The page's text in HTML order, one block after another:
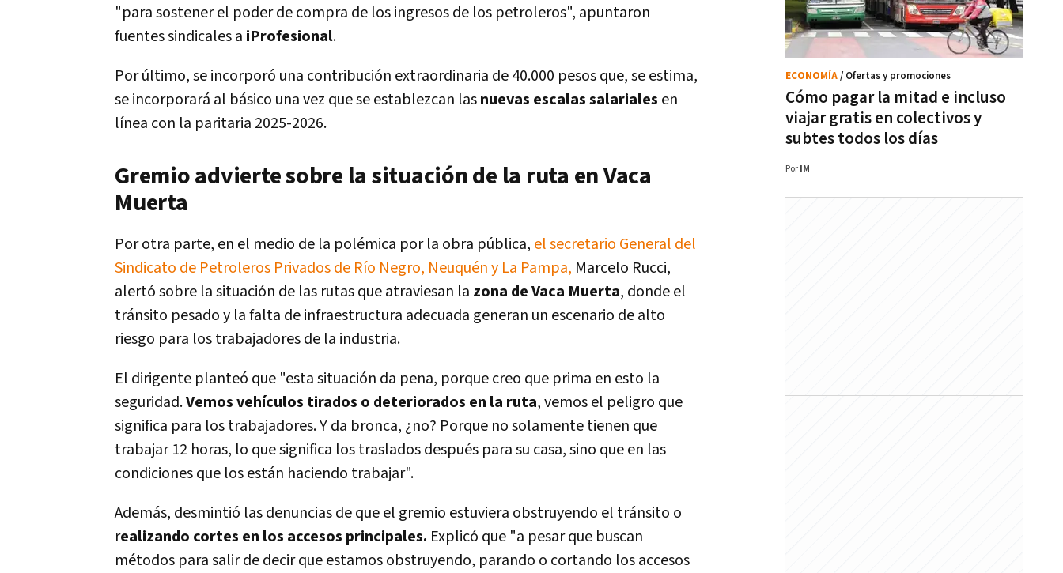
"para sostener el poder de compra de los ingresos de los petroleros", apuntaron
fuentes sindicales a iProfesional.
Por último, se incorporó una contribución extraordinaria de 40.000 pesos que, se estima,
se incorporará al básico una vez que se establezcan lasnuevas escalas salariales en
línea con la paritaria 2025-2026.
Gremio advierte sobre la situación de la ruta en Vaca
Muerta
Por otra parte, en el medio de la polémica por la obra pública, el secretario General del
Sindicato de Petroleros Privados de Río Negro, Neuquén y La Pampa, Marcelo Rucci,
alertó sobre la situación de las rutas que atraviesan la zona de Vaca Muerta, donde el
tránsito pesado y la falta de infraestructura adecuada generan un escenario de alto
riesgo para los trabajadores de la industria.
El dirigente planteó que "esta situación da pena, porque creo que prima en esto la
seguridad.Vemos vehículos tirados o deteriorados en la ruta, vemos el peligro que
significa para los trabajadores. Y da bronca, ¿no? Porque no solamente tienen que
trabajar 12 horas, lo que significa los traslados después para su casa, sino que en las
condiciones que los están haciendo trabajar".
Además, desmintió las denuncias de que el gremio estuviera obstruyendo el tránsito o
realizando cortes en los accesos principales. Explicó que "a pesar que buscan
métodos para salir de decir que estamos obstruyendo, parando o cortando los accesos
Cómo pagar la mitad e incluso
viajar gratis en colectivos y
subtes todos los días
ECONOMÍA/ Ofertas y promociones
Por IM